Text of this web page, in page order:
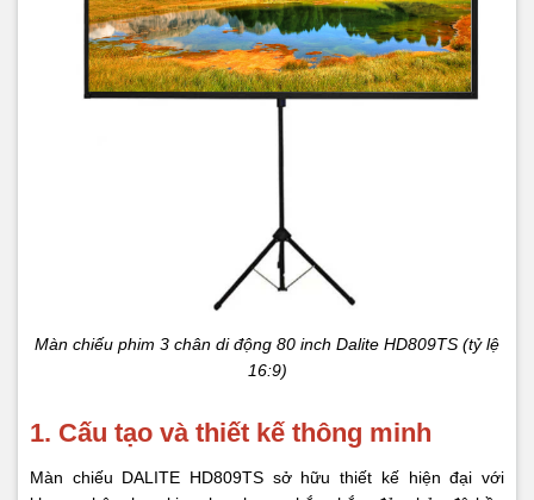
Màn chiếu phim 3 chân di động 80 inch Dalite HD809TS (tỷ lệ
16:9)
1. Cấu tạo và thiết kế thông minh
Màn chiếu DALITE HD809TS sở hữu thiết kế hiện đại với